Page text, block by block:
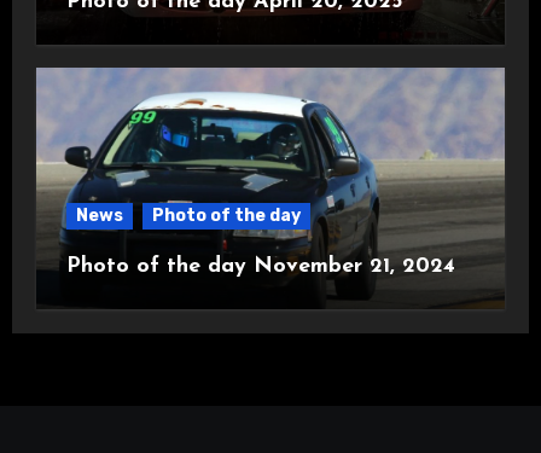
News Photo of the day
Photo of the day November 21, 2024